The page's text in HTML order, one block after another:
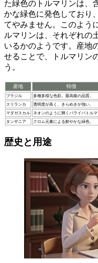
た緑色のトルマリンは、
かな緑色に発色しており
てやみません。このよう
ルマリンは、それぞれの
いるかのようです。産地
せることで、トルマリン
う。
産地 特徴
ブラジル 多種多様な色彩。最高級の品質。
スリランカ
透明度が高く、きらめきが強い。
マダガスカル
ネオンのように輝くパライバトルマ
タンザニア
クロム元素による鮮やかな緑色。
歴史と用途